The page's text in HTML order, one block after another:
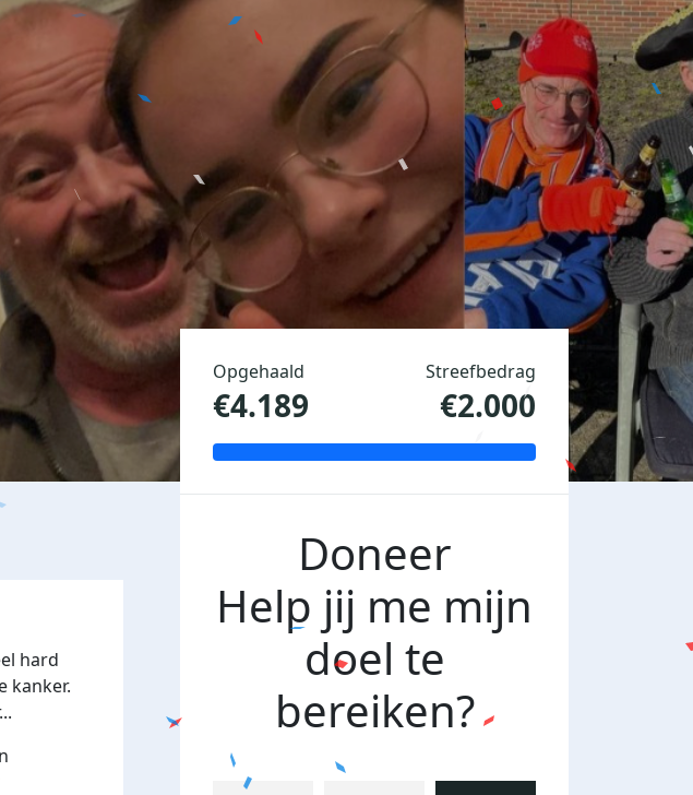
hard
kanker.
Opgehaald
€4.189
Streefbedrag
€2.000
Doneer
Help jij me mijn
doel te
bereiken?